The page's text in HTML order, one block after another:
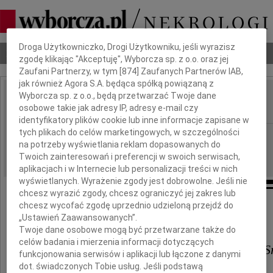
Nekrologi Odeszli Poradnik pogrzebowy
IMIĘ I NAZWISKO: Daniela Kowalczyk
REGION: Kielce
DATA EMISJI: 23.05.2017
Dr n. med. Bogumile Kowalczyk-
Dbamy o Twoją prywatność
Droga Użytkowniczko, Drogi Użytkowniku, jeśli wyrazisz
zgodę klikając "Akceptuję", Wyborcza sp. z o.o. oraz jej
Zaufani Partnerzy, w tym [874 ] Zaufanych Partnerów IAB,
jak również Agora S.A. będąca spółką powiązaną z
Wyborcza sp. z o.o., będą przetwarzać Twoje dane
osobowe takie jak adresy IP, adresy e-mail czy
identyfikatory plików cookie lub inne informacje zapisane w
tych plikach do celów marketingowych, w szczególności
na potrzeby wyświetlania reklam dopasowanych do
Twoich zainteresowań i preferencji w swoich serwisach,
aplikacjach i w Internecie lub personalizacji treści w nich
wyświetlanych. Wyrażenie zgody jest dobrowolne. Jeśli nie
chcesz wyrazić zgody, chcesz ograniczyć jej zakres lub
chcesz wycofać zgodę uprzednio udzieloną przejdź do
„Ustawień Zaawansowanych”.
Twoje dane osobowe mogą być przetwarzane także do
celów badania i mierzenia informacji dotyczących
funkcjonowania serwisów i aplikacji lub łączone z danymi
dot. świadczonych Tobie usług. Jeśli podstawą